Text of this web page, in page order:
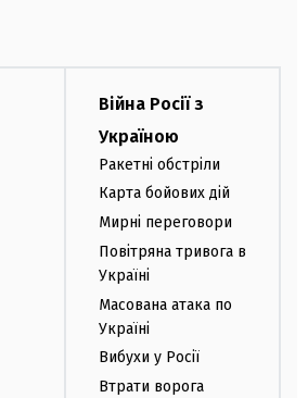
Війна Росії з
Україною
Ракетні обстріли
Карта бойових дій
Мирні переговори
Повітряна тривога в
Україні
Масована атака по
Україні
Вибухи у Росії
Втрати ворога